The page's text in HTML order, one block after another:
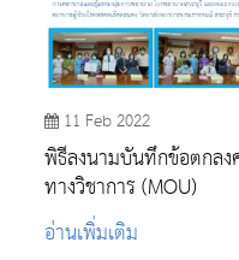
11 Feb 2022
พิธีลงนามบันทึกข้อตกลง
ทางวิชาการ (MOU)
อ่านเพิ่มเติม